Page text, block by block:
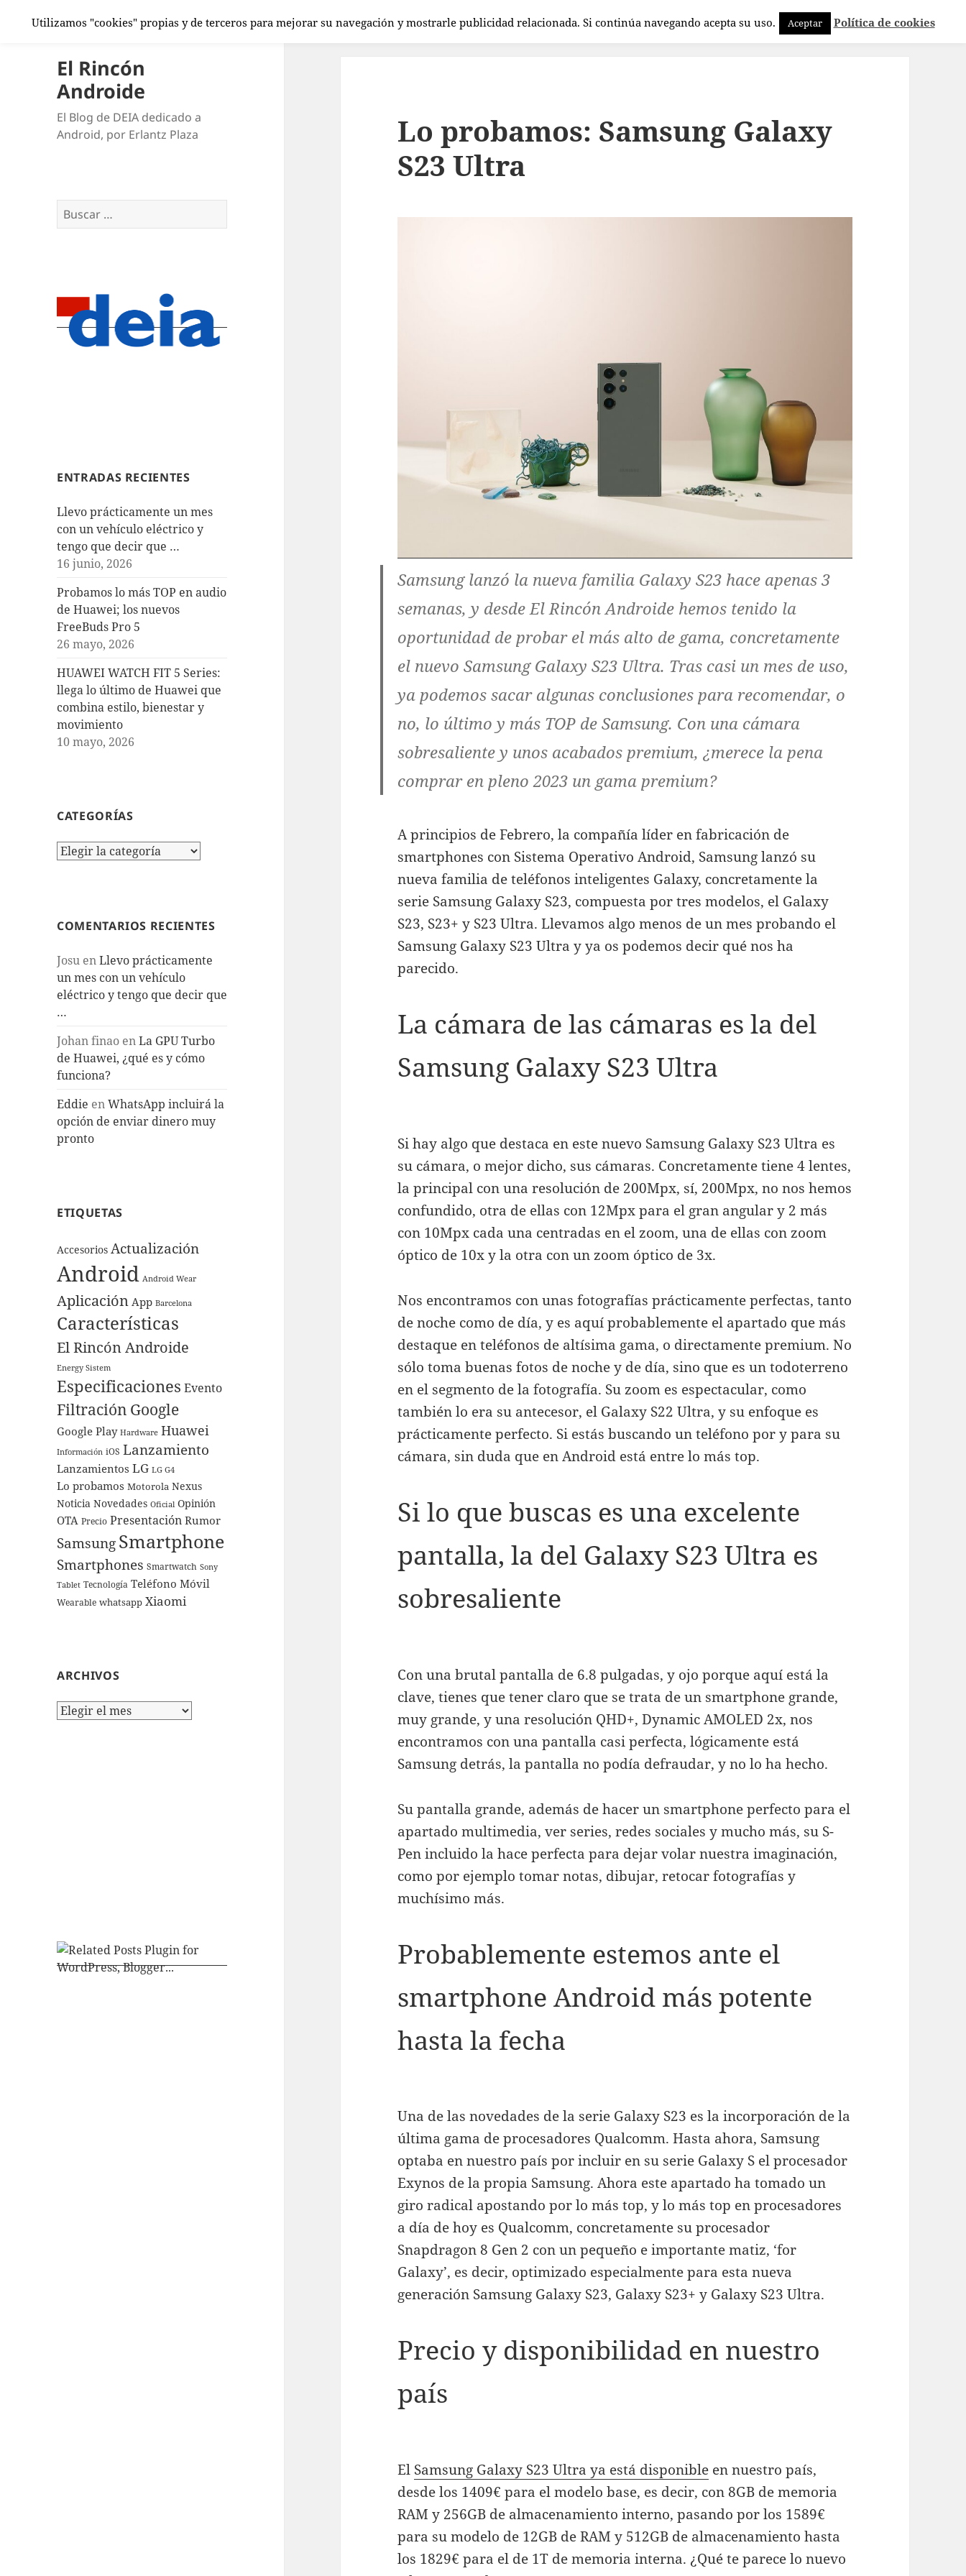
El Rincón
Androide
El Blog de DEIA dedicado a
Android, por Erlantz Plaza
Buscar:
ENTRADAS RECIENTES
Llevo prácticamente un mes
con un vehículo eléctrico y
tengo que decir que …
16 junio, 2026
Probamos lo más TOP en audio
de Huawei; los nuevos
FreeBuds Pro 5
26 mayo, 2026
HUAWEI WATCH FIT 5 Series:
llega lo último de Huawei que
combina estilo, bienestar y
movimiento
10 mayo, 2026
CATEGORÍAS
Categorías
COMENTARIOS RECIENTES
Josu enLlevo prácticamente
un mes con un vehículo
eléctrico y tengo que decir que
…
Johan finao enLa GPU Turbo
de Huawei, ¿qué es y cómo
funciona?
Eddie enWhatsApp incluirá la
opción de enviar dinero muy
pronto
ETIQUETAS
Accesorios Actualización
Android Android Wear
Aplicación App Barcelona
Características
El Rincón Androide
Energy Sistem
Especificaciones Evento
Filtración Google
Google Play Hardware Huawei
Información iOS Lanzamiento
Lanzamientos LG LG G4
Lo probamos Motorola Nexus
Noticia Novedades Oficial Opinión
OTA Precio Presentación Rumor
SamsungSmartphone
Smartphones Smartwatch Sony
Tablet Tecnología Teléfono Móvil
Wearable whatsapp Xiaomi
ARCHIVOS
Archivos
Lo probamos: Samsung Galaxy
S23 Ultra
Samsung lanzó la nueva familia Galaxy S23 hace apenas 3
semanas, y desde El Rincón Androide hemos tenido la
oportunidad de probar el más alto de gama, concretamente
el nuevo Samsung Galaxy S23 Ultra. Tras casi un mes de uso,
ya podemos sacar algunas conclusiones para recomendar, o
no, lo último y más TOP de Samsung. Con una cámara
sobresaliente y unos acabados premium, ¿merece la pena
comprar en pleno 2023 un gama premium?
A principios de Febrero, la compañía líder en fabricación de
smartphones con Sistema Operativo Android, Samsung lanzó su
nueva familia de teléfonos inteligentes Galaxy, concretamente la
serie Samsung Galaxy S23, compuesta por tres modelos, el Galaxy
S23, S23+ y S23 Ultra. Llevamos algo menos de un mes probando el
Samsung Galaxy S23 Ultra y ya os podemos decir qué nos ha
parecido.
La cámara de las cámaras es la del
Samsung Galaxy S23 Ultra
Si hay algo que destaca en este nuevo Samsung Galaxy S23 Ultra es
su cámara, o mejor dicho, sus cámaras. Concretamente tiene 4 lentes,
la principal con una resolución de 200Mpx, sí, 200Mpx, no nos hemos
confundido, otra de ellas con 12Mpx para el gran angular y 2 más
con 10Mpx cada una centradas en el zoom, una de ellas con zoom
óptico de 10x y la otra con un zoom óptico de 3x.
Nos encontramos con unas fotografías prácticamente perfectas, tanto
de noche como de día, y es aquí probablemente el apartado que más
destaque en teléfonos de altísima gama, o directamente premium. No
sólo toma buenas fotos de noche y de día, sino que es un todoterreno
en el segmento de la fotografía. Su zoom es espectacular, como
también lo era su antecesor, el Galaxy S22 Ultra, y su enfoque es
prácticamente perfecto. Si estás buscando un teléfono por y para su
cámara, sin duda que en Android está entre lo más top.
Si lo que buscas es una excelente
pantalla, la del Galaxy S23 Ultra es
sobresaliente
Con una brutal pantalla de 6.8 pulgadas, y ojo porque aquí está la
clave, tienes que tener claro que se trata de un smartphone grande,
muy grande, y una resolución QHD+, Dynamic AMOLED 2x, nos
encontramos con una pantalla casi perfecta, lógicamente está
Samsung detrás, la pantalla no podía defraudar, y no lo ha hecho.
Su pantalla grande, además de hacer un smartphone perfecto para el
apartado multimedia, ver series, redes sociales y mucho más, su S-
Pen incluido la hace perfecta para dejar volar nuestra imaginación,
como por ejemplo tomar notas, dibujar, retocar fotografías y
muchísimo más.
Probablemente estemos ante el
smartphone Android más potente
hasta la fecha
Una de las novedades de la serie Galaxy S23 es la incorporación de la
última gama de procesadores Qualcomm. Hasta ahora, Samsung
optaba en nuestro país por incluir en su serie Galaxy S el procesador
Exynos de la propia Samsung. Ahora este apartado ha tomado un
giro radical apostando por lo más top, y lo más top en procesadores
a día de hoy es Qualcomm, concretamente su procesador
Snapdragon 8 Gen 2 con un pequeño e importante matiz, ‘for
Galaxy’, es decir, optimizado especialmente para esta nueva
generación Samsung Galaxy S23, Galaxy S23+ y Galaxy S23 Ultra.
Precio y disponibilidad en nuestro
país
El Samsung Galaxy S23 Ultra ya está disponible en nuestro país,
desde los 1409€ para el modelo base, es decir, con 8GB de memoria
RAM y 256GB de almacenamiento interno, pasando por los 1589€
para su modelo de 12GB de RAM y 512GB de almacenamiento hasta
los 1829€ para el de 1T de memoria interna. ¿Qué te parece lo nuevo
Utilizamos "cookies" propias y de terceros para mejorar su navegación y mostrarle publicidad relacionada. Si continúa navegando acepta su uso. Aceptar Política de cookies